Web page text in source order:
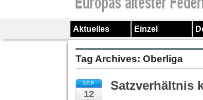
Aktuelles Einzel
Tag Archives: Oberliga
SEP.
12
Satzverhältnis